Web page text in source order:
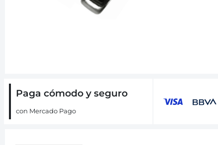
Paga cómodo y seguro
con Mercado Pago